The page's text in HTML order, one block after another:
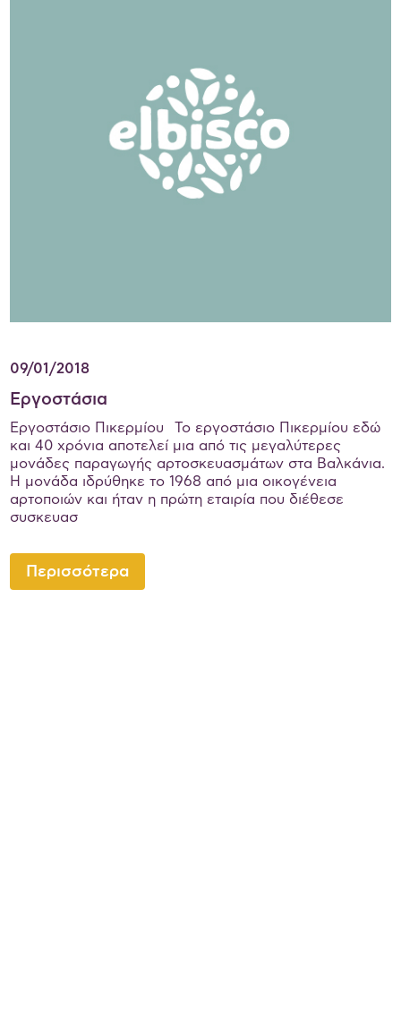
09/01/2018
Εργοστάσια
Εργοστάσιο Πικερμίου Το εργοστάσιο Πικερμίου εδώ
και 40 χρόνια αποτελεί μια από τις μεγαλύτερες
μονάδες παραγωγής αρτοσκευασμάτων στα Βαλκάνια.
Η μονάδα ιδρύθηκε το 1968 από μια οικογένεια
αρτοποιών και ήταν η πρώτη εταιρία που διέθεσε
συσκευασ
Περισσότερα